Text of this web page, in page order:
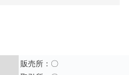
販売所：〇